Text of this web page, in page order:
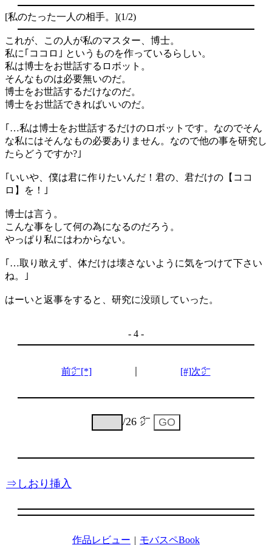
[私のたった一人の相手。](1/2)
これが、この人が私のマスター、博士。
私に｢ココロ｣ というものを作っているらしい。
私は博士をお世話するロボット。
そんなものは必要無いのだ。
博士をお世話するだけなのだ。
博士をお世話できればいいのだ。
｢ …私は博士をお世話するだけのロボットです。なのでそん
な私にはそんなもの必要ありません。なので他の事を研究し
たらどうですか? ｣
｢いいや、僕は君に作りたいんだ！君の、君だけの【ココ
ロ】を！｣
博士は言う。
こんな事をして何の為になるのだろう。
やっぱり私にはわからない。
｢ …取り敢えず、体だけは壊さないように気をつけて下さい
ね。｣
はーいと返事をすると、研究に没頭していった。
- 4 -
前㌻[*] [#]次㌻
/26 ㌻
⇒しおり挿入
作品レビュー | モバスペBook